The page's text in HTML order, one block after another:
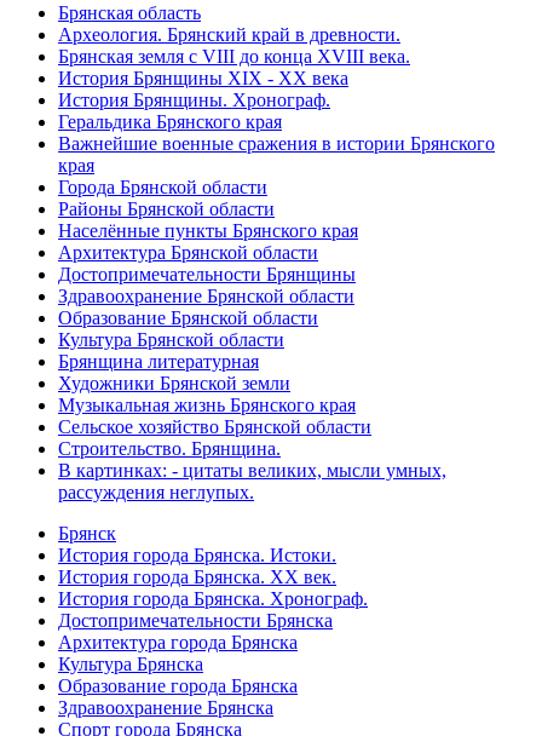
Брянская область
Археология. Брянский край в древности.
Брянская земля с VIII до конца XVIII века.
История Брянщины XIX - XX века
История Брянщины. Хронограф.
Геральдика Брянского края
Важнейшие военные сражения в истории Брянского
края
Города Брянской области
Районы Брянской области
Населённые пункты Брянского края
Архитектура Брянской области
Достопримечательности Брянщины
Здравоохранение Брянской области
Образование Брянской области
Культура Брянской области
Брянщина литературная
Художники Брянской земли
Музыкальная жизнь Брянского края
Сельское хозяйство Брянской области
Строительство. Брянщина.
В картинках: - цитаты великих, мысли умных,
рассуждения неглупых.
Брянск
История города Брянска. Истоки.
История города Брянска. XX век.
История города Брянска. Хронограф.
Достопримечательности Брянска
Архитектура города Брянска
Культура Брянска
Образование города Брянска
Здравоохранение Брянска
Спорт города Брянска